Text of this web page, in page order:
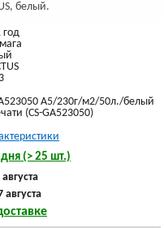
белый.
год
A5/230г/м2/50л./белый
(CS-GA523050)
(> 25 шт.)
августа
августа